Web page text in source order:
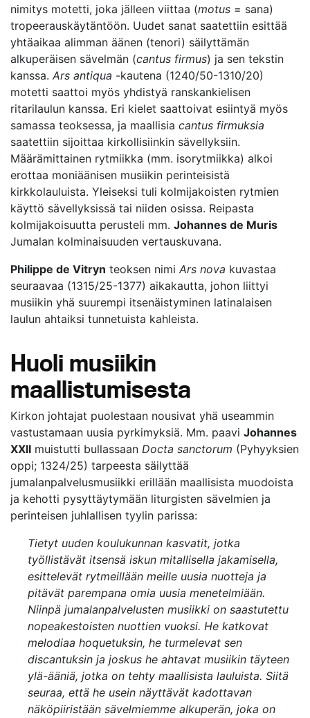
nimitys motetti, joka jälleen viittaa (motus = sana)
tropeerauskäytäntöön. Uudet sanat saatettiin esittää
yhtäaikaa alimman äänen (tenori) säilyttämän
alkuperäisen sävelmän (cantus firmus) ja sen tekstin
kanssa. Ars antiqua -kautena (1240/50-1310/20)
motetti saattoi myös yhdistyä ranskankielisen
ritarilaulun kanssa. Eri kielet saattoivat esiintyä myös
samassa teoksessa, ja maallisia cantus firmuksia
saatettiin sijoittaa kirkollisiinkin sävellyksiin.
Määrämittainen rytmiikka (mm. isorytmiikka) alkoi
erottaa moniäänisen musiikin perinteisistä
kirkkolauluista. Yleiseksi tuli kolmijakoisten rytmien
käyttö sävellyksissä tai niiden osissa. Reipasta
kolmijakoisuutta perusteli mm. Johannes de Muris
Jumalan kolminaisuuden vertauskuvana.
Philippe de Vitryn teoksen nimi Ars nova kuvastaa
seuraavaa (1315/25-1377) aikakautta, johon liittyi
musiikin yhä suurempi itsenäistyminen latinalaisen
laulun ahtaiksi tunnetuista kahleista.
Huoli musiikin
maallistumisesta
Kirkon johtajat puolestaan nousivat yhä useammin
vastustamaan uusia pyrkimyksiä. Mm. paavi Johannes
XXII muistutti bullassaan Docta sanctorum (Pyhyyksien
oppi; 1324/25) tarpeesta säilyttää
jumalanpalvelusmusiikki erillään maallisista muodoista
ja kehotti pysyttäytymään liturgisten sävelmien ja
perinteisen juhlallisen tyylin parissa:
Tietyt uuden koulukunnan kasvatit, jotka
työllistävät itsensä iskun mitallisella jakamisella,
esittelevät rytmeillään meille uusia nuotteja ja
pitävät parempana omia uusia menetelmiään.
Niinpä jumalanpalvelusten musiikki on saastutettu
nopeakestoisten nuottien vuoksi. He katkovat
melodiaa hoquetuksin, he turmelevat sen
discantuksin ja joskus he ahtavat musiikin täyteen
ylä-ääniä, jotka on tehty maallisista lauluista. Siitä
seuraa, että he usein näyttävät kadottavan
näköpiiristään sävelmiemme alkuperän, joka on